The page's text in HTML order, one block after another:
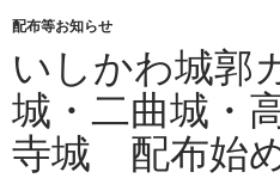
配布等お知らせ
いしかわ城
城・二曲城・
寺城 配布始